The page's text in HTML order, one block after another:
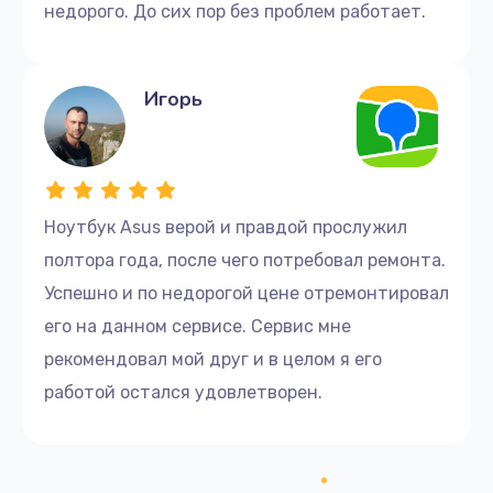
Заказать
1400 руб.
Увеличение оперативной памяти
1100 руб.
Заказать
Замена разъема HDMI
600 руб.
Заказать
недорого. До сих пор без проблем работает.
Ноутбук Asus верой и правдой прослужил
полтора года, после чего потребовал ремонта.
Успешно и по недорогой цене отремонтировал
его на данном сервисе. Сервис мне
рекомендовал мой друг и в целом я его
работой остался удовлетворен.
Игорь